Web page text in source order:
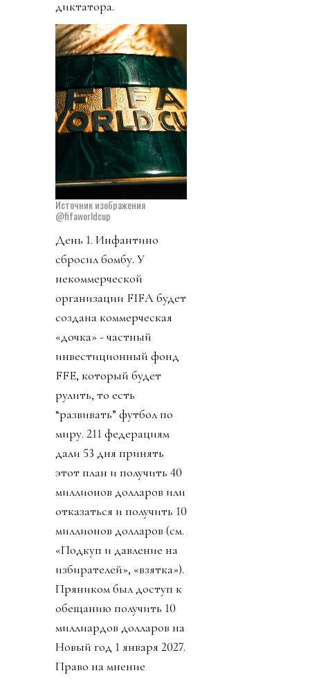
диктатора.
Источник изображения
@fifaworldcup
День 1. Инфантино
сбросил бомбу. У
некоммерческой
организации FIFA будет
создана коммерческая
«дочка» - частный
инвестиционный фонд
FFE, который будет
рулить, то есть
“развивать” футбол по
миру. 211 федерациям
дали 53 дня принять
этот план и получить 40
миллионов долларов или
отказаться и получить 10
миллионов долларов (см.
«Подкуп и давление на
избирателей», «взятка»).
Пряником был доступ к
обещанию получить 10
миллиардов долларов на
Новый год 1 января 2027.
Право на мнение